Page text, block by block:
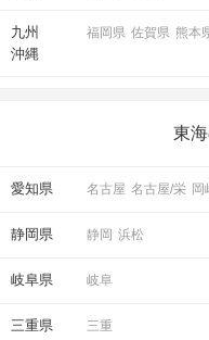
九州
沖縄
福岡県 佐賀県 熊本
東
愛知県 名古屋 名古屋/栄 岡
静岡県 静岡 浜松
岐阜県 岐阜
三重県 三重